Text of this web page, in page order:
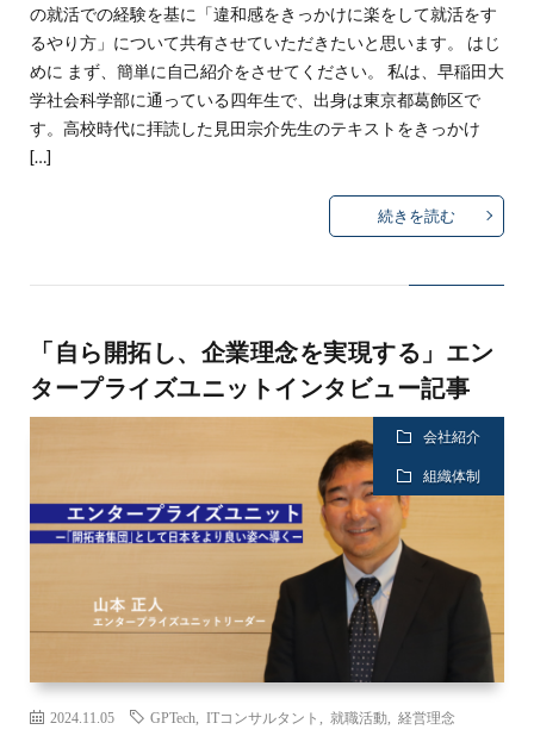
の就活での経験を基に「違和感をきっかけに楽をして就活をす
るやり方」について共有させていただきたいと思います。 はじ
めに まず、簡単に自己紹介をさせてください。 私は、早稲田大
学社会科学部に通っている四年生で、出身は東京都葛飾区で
す。高校時代に拝読した見田宗介先生のテキストをきっかけ
[…]
続きを読む
「自ら開拓し、企業理念を実現する」エン
タープライズユニットインタビュー記事
会社紹介
組織体制
2024.11.05 GPTech ITコンサルタント 就職活動 経営理念